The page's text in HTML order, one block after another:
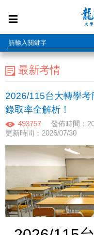
最新考情
2026/115台大轉學考
錄取率全解析！
493757
發佈時間：
更新時間：2026/07/30